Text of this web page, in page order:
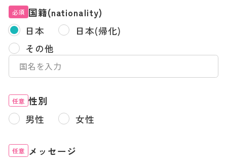
必須 国籍(nationality)
日本
日本(帰化)
その他
任意 性別
男性
女性
任意 メッセージ